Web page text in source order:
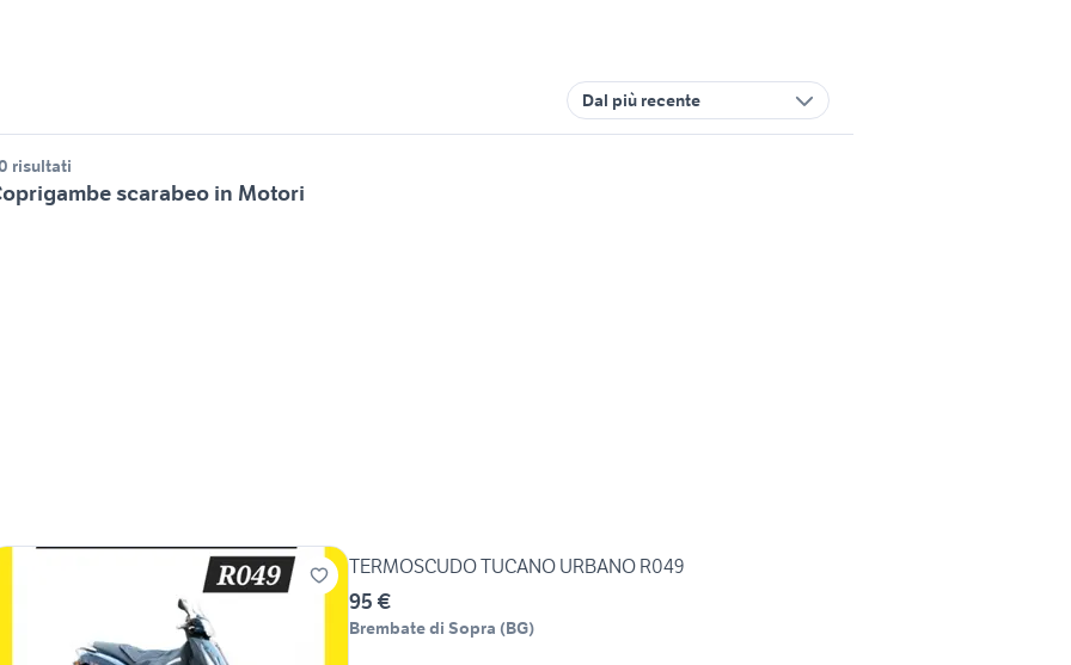
Dal più recente
risultati
scarabeo in Motori
TERMOSCUDO TUCANO URBANO R049
95 €
Brembate di Sopra (BG)